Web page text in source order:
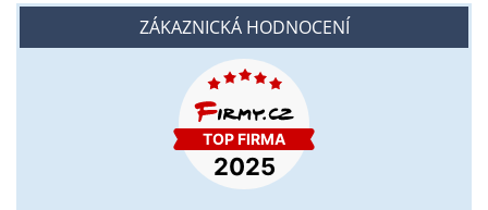
ZÁKAZNICKÁ HODNOCENÍ